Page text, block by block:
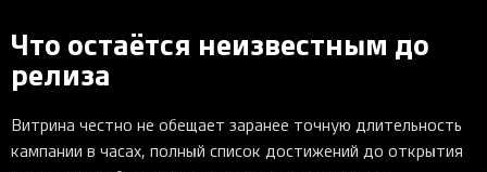
Что остаётся неизвестным до
релиза
Витрина честно не обещает заранее точную длительность
кампании в часах, полный список достижений до открытия